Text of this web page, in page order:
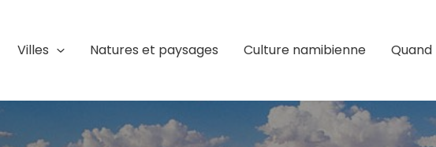
Villes Natures et paysages Culture namibienne